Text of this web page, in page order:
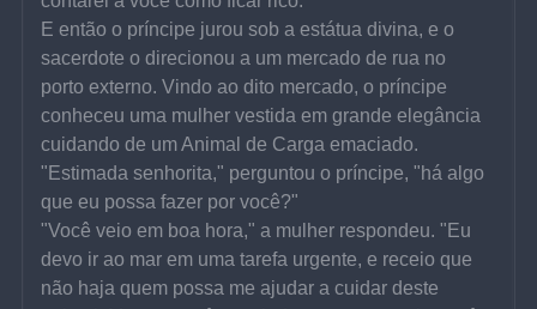
E então o príncipe jurou sob a estátua divina, e o
sacerdote o direcionou a um mercado de rua no
porto externo. Vindo ao dito mercado, o príncipe
conheceu uma mulher vestida em grande elegância
cuidando de um Animal de Carga emaciado.
"Estimada senhorita," perguntou o príncipe, "há algo
que eu possa fazer por você?"
"Você veio em boa hora," a mulher respondeu. "Eu
devo ir ao mar em uma tarefa urgente, e receio que
não haja quem possa me ajudar a cuidar deste